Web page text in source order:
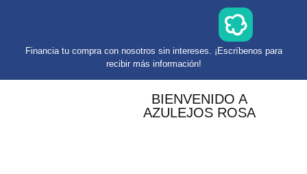
Financia tu compra con nosotros sin intereses. ¡Escríbenos para
recibir más información!
BIENVENIDO A
AZULEJOS ROSA